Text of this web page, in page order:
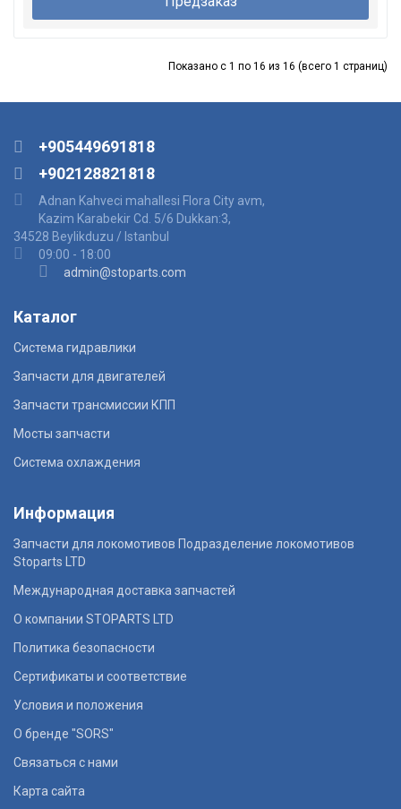
Показано с 1 по 16 из 16 (всего 1 страниц)
+905449691818
+902128821818
Adnan Kahveci mahallesi Flora City avm,
Kazim Karabekir Cd. 5/6 Dukkan:3,
34528 Beylikduzu / Istanbul
09:00 - 18:00
admin@stoparts.com
Каталог
Система гидравлики
Запчасти для двигателей
Запчасти трансмиссии КПП
Мосты запчасти
Система охлаждения
Информация
Запчасти для локомотивов Подразделение локомотивов
Stoparts LTD
Международная доставка запчастей
О компании STOPARTS LTD
Политика безопасности
Сертификаты и соответствие
Условия и положения
О бренде "SORS"
Связаться с нами
Карта сайта